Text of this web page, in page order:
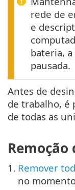
rede de
e
bateria,
pausada.
Antes de
de trabalho, é
de todas as
1. Remover
no